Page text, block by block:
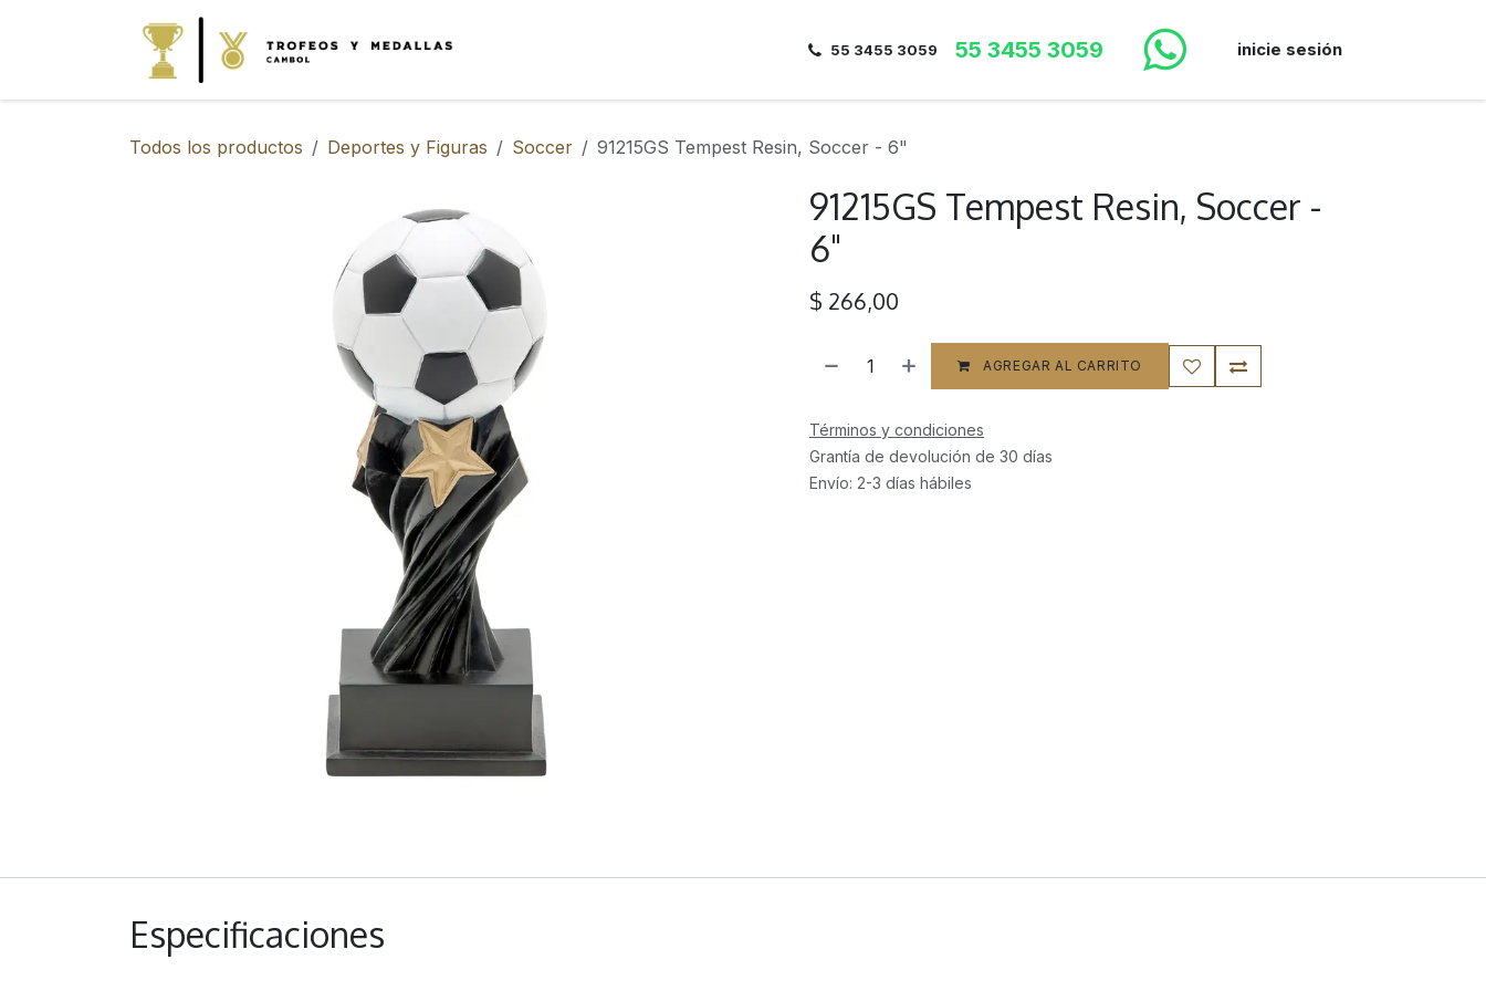
55 3455 3059 55 3455 3059 inicie sesión
Todos los productos Deportes y Figuras Soccer 91215GS Tempest Resin, Soccer - 6"
91215GS Tempest Resin, Soccer -
6"
$ 266,00
AGREGAR AL CARRITO
Términos y condiciones
Grantía de devolución de 30 días
Envío: 2-3 días hábiles
Especificaciones